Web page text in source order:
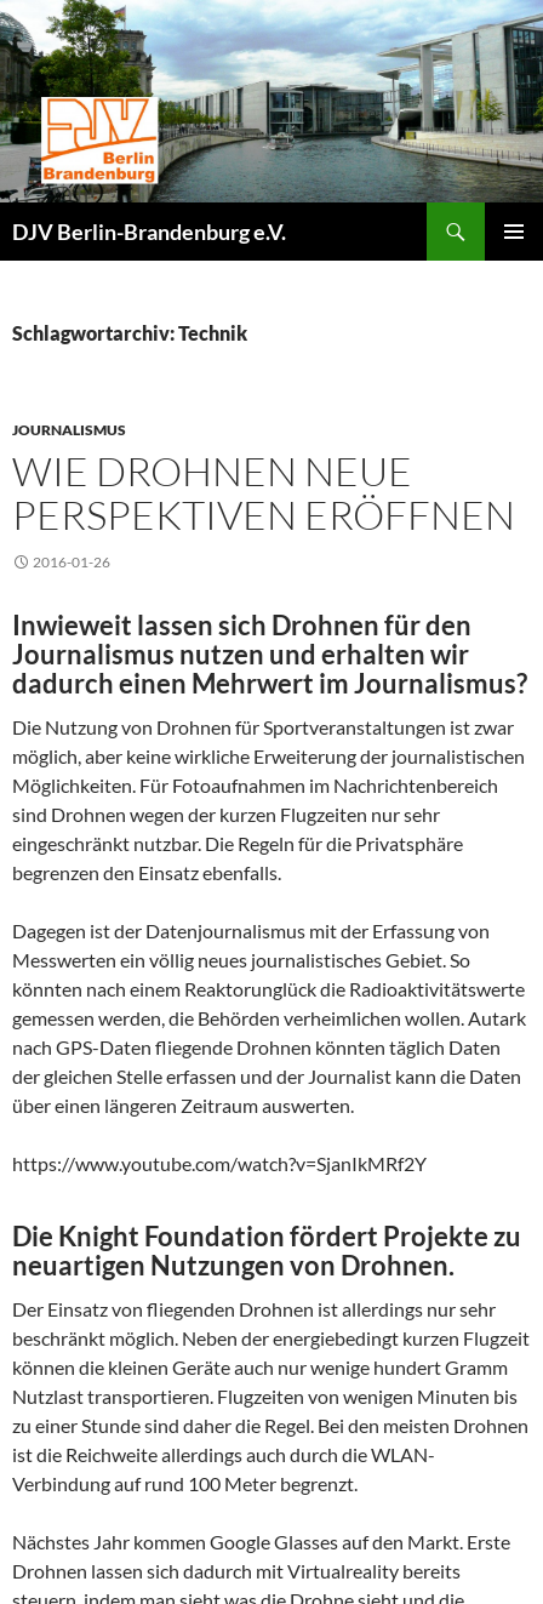
Zum
Inhalt
springen
DJV Berlin-Brandenburg e.V.
Schlagwortarchiv: Technik
JOURNALISMUS
WIE DROHNEN NEUE
PERSPEKTIVEN ERÖFFNEN
2016-01-26
Inwieweit lassen sich Drohnen für den
Journalismus nutzen und erhalten wir
dadurch einen Mehrwert im Journalismus?
Die Nutzung von Drohnen für Sportveranstaltungen ist zwar
möglich, aber keine wirkliche Erweiterung der journalistischen
Möglichkeiten. Für Fotoaufnahmen im Nachrichtenbereich
sind Drohnen wegen der kurzen Flugzeiten nur sehr
eingeschränkt nutzbar. Die Regeln für die Privatsphäre
begrenzen den Einsatz ebenfalls.
Dagegen ist der Datenjournalismus mit der Erfassung von
Messwerten ein völlig neues journalistisches Gebiet. So
könnten nach einem Reaktorunglück die Radioaktivitätswerte
gemessen werden, die Behörden verheimlichen wollen. Autark
nach GPS-Daten fliegende Drohnen könnten täglich Daten
der gleichen Stelle erfassen und der Journalist kann die Daten
über einen längeren Zeitraum auswerten.
https://www.youtube.com/watch?v=SjanIkMRf2Y
Die Knight Foundation fördert Projekte zu
neuartigen Nutzungen von Drohnen.
Der Einsatz von fliegenden Drohnen ist allerdings nur sehr
beschränkt möglich. Neben der energiebedingt kurzen Flugzeit
können die kleinen Geräte auch nur wenige hundert Gramm
Nutzlast transportieren. Flugzeiten von wenigen Minuten bis
zu einer Stunde sind daher die Regel. Bei den meisten Drohnen
ist die Reichweite allerdings auch durch die WLAN-
Verbindung auf rund 100 Meter begrenzt.
Nächstes Jahr kommen Google Glasses auf den Markt. Erste
Drohnen lassen sich dadurch mit Virtualreality bereits